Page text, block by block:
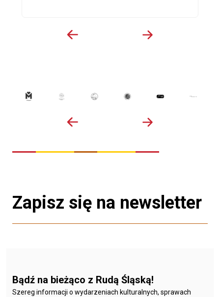
Zapisz się na newsletter
Bądź na bieżąco z Rudą Śląską!
Szereg informacji o wydarzeniach kulturalnych, sprawach